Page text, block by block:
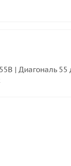
| Диагональ